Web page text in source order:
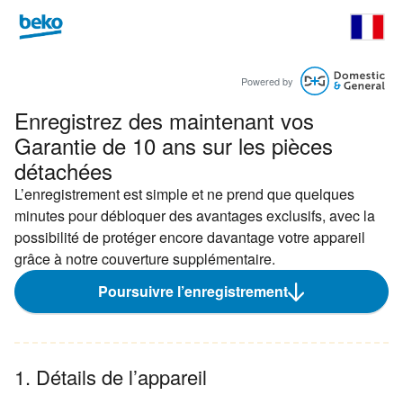
Powered by
Enregistrez des maintenant vos
Garantie de 10 ans sur les pièces
détachées
L’enregistrement est simple et ne prend que quelques
minutes pour débloquer des avantages exclusifs, avec la
possibilité de protéger encore davantage votre appareil
grâce à notre couverture supplémentaire.
Poursuivre l’enregistrement
1. Détails de l’appareil